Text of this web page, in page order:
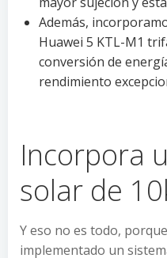
Además,
Huawei 5 KTL-M1
conversión de
rendimiento
Incorpora
solar de
Y eso no es todo,
implementado un